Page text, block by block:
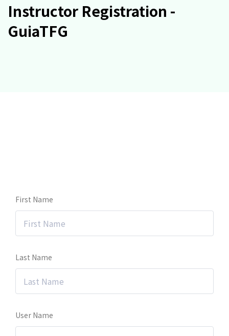
Instructor Registration -
GuiaTFG
First Name
Last Name
User Name